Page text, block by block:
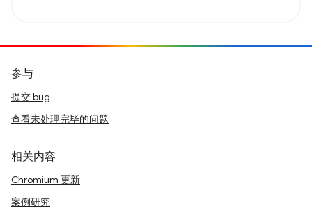
参与
提交 bug
查看未处理完毕的问题
相关内容
Chromium 更新
案例研究